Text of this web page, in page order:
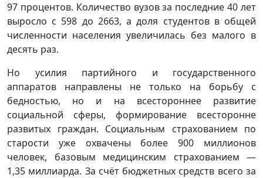
97 процентов. Количество вузов за последние 40 лет
выросло с 598 до 2663, а доля студентов в общей
численности населения увеличилась без малого в
десять раз.
Но усилия партийного и государственного
аппаратов направлены не только на борьбу с
бедностью, но и на всестороннее развитие
социальной сферы, формирование всесторонне
развитых граждан. Социальным страхованием по
старости уже охвачены более 900 миллионов
человек, базовым медицинским страхованием —
1,35 миллиарда. За счёт бюджетных средств всего за